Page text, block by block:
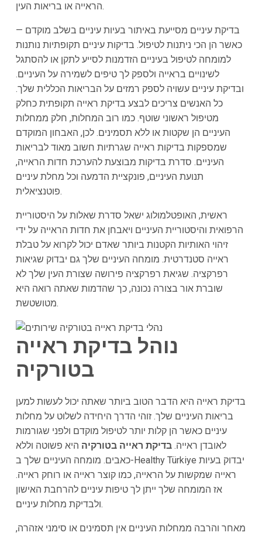
הראייה או בריאות העין.
בדיקת עיניים מסייעת באיתור בעיות עיניים בשלב מוקדם —
כאשר הן הכי ניתנות לטיפול. בדיקות עיניים תקופתיות נותנות
למומחה לטיפול בעיניים הזדמנות לסייע לתקן או להסתגל
לשינויים בראייה ולספק לך טיפים לשמירה על העיניים.
ובדיקת עיניים עשויה לספק רמזים על הבריאות הכללית שלך.
כל האנשים צריכים לבצע בדיקת ראייה תקופתית כחלק
מטיפול ראשוני שוטף. כמו רוב המחלות, חלק ממחלות
העיניים הן שקטות או ללא תסמינים. לכן, האבחון המוקדם
שמספקות בדיקות ראייה שגרתיות חשוב מאוד לבריאות
העיניים. סדרת בדיקות מבוצעת להערכת חדות הראייה,
תנועת העיניים, פונקציית הדמעה וכל מחלת עיניים
פוטנציאלית.
ראשית, האופטלמולוג ישאל סדרת שאלות על היסטוריית
הרפואית והיסטוריית העיניים ויאבחן את חדות הראייה על ידי
זיהוי האותיות הקטנות ביותר שאדם יכול לקרוא על טבלת
ראייה סטנדרטית. מומחה העיניים שלך גם יבדוק שגיאות
רפרקציה. שגיאת רפרקציה פירושה שצורת העין שלך לא
שוברת אור בצורה נכונה, כך שהדמות שאתה רואה היא
מטושטשת.
נוהל בדיקת ראייה
בטורקיה
בדיקת ראייה היא הדבר הטוב ביותר שאתה יכול לעשות למען
בריאות העיניים שלך. זוהי הדרך היחידה לשלוט על מחלות
עיניים כאשר הן קלות יותר לטיפול מוקדם ולפני שגורמות
לאובדן ראייה.בדיקת ראייה בטורקיה היא פשוטה וללא
כאבים. מומחה העיניים שלך ב-Healthy Türkiye יבדוק בעיות
ראייה שמקשות על הראייה, כמו קוצר ראייה או רוחק ראייה.
אז המומחה שלך ייתן לך טיפות עיניים להרחבת האישון
ולבדיקת מחלות עיניים.
מאחר והרבה ממחלות העיניים אין תסמינים או סימני אזהרה,